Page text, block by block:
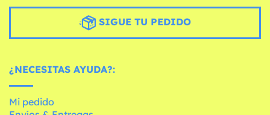
SIGUE TU PEDIDO
¿NECESITAS AYUDA?:
Mi pedido